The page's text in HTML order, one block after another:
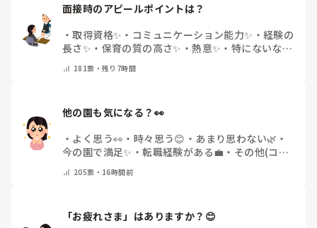
面接時のアピールポイントは？
・取得資格✨ ・ コミュニケーション能力✨ ・ 経験の
長さ✨ ・ 保育の質の高さ✨ ・熱意✨ ・ 特にないな・
181票・残り7時間
他の園も気になる？👀
・ よく思う👀 ・ 時々思う😊 ・ あまり思わない🌿 ・
今の園で満足✨ ・転職経験がある💼 ・ その他(コメ
205票・ 16時間前
「お疲れさま」はありますか？😊